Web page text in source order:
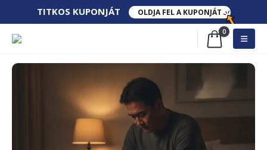
TITKOS​ KUPONJÁT​ OLDJA FEL A KUPONJÁT
0